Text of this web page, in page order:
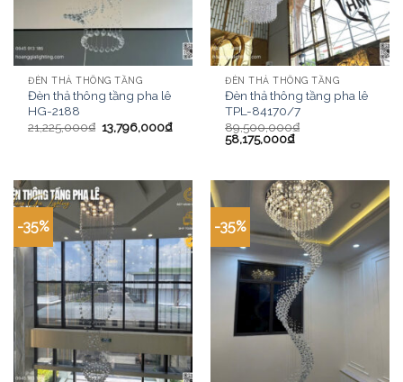
ĐÈN THẢ THÔNG TẦNG
Đèn thả thông tầng pha lê
HG-2188
21,225,000₫ 13,796,000₫
ĐÈN THẢ THÔNG TẦNG
Đèn thả thông tầng pha lê
TPL-84170/7
89,500,000₫
58,175,000₫
-35% -35%